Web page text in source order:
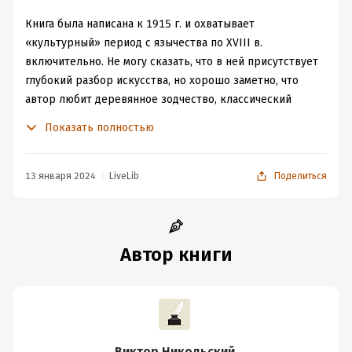
Книга была написана к 1915 г. и охватывает
«культурный» период с язычества по XVIII в.
включительно. Не могу сказать, что в ней присутствует
глубокий разбор искусства, но хорошо заметно, что
автор любит деревянное зодчество, классический
как Пётр I на корню загубил эти «души прекрасные
губила в русском художнике стремление к реализму
(что было справедливо для сер. XIX в.).
Мне показалось, что всё же Никольский слишком
«наивных и неумелых» мастерах стремления к красоте,
он требует от них то правды жизни, то утончённости.
Но разве Андрей Рублёв – не чистейшая поэзия?
Показать полностью
13 января 2024 LiveLib Поделиться
Автор книги